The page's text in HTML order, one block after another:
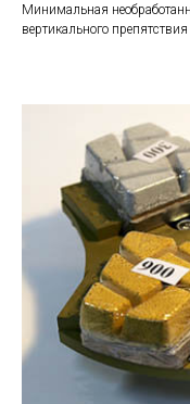
Минимальная
вертикального